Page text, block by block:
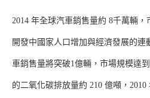
2014 年全球汽車銷售量約 8千萬輛
開發中國家人口增加與經濟發展的連
車銷售量將突破1億輛，市場規模達
的二氧化碳排放量約 210 億噸，